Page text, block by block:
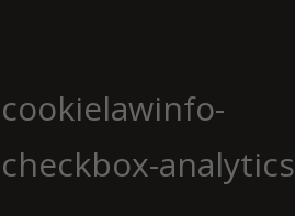
cookielawinfo-
checkbox-analytics